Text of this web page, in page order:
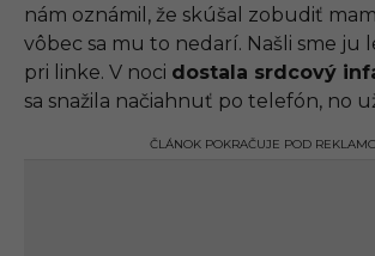
nám oznámil, že skúšal zobudiť
vôbec sa mu to nedarí. Našli sme ju
pri linke. V noci dostala srdcový
sa snažila načiahnuť po telefón, no
ČLÁNOK POKRAČUJE POD